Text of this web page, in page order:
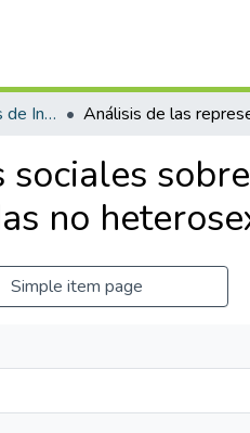
Jornadas y Semilleros de Investigación
no
Simple item page